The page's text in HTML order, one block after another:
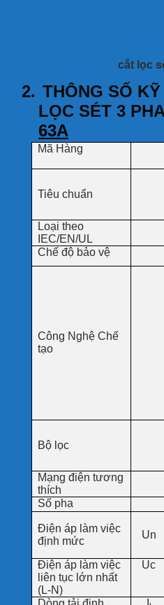
Sơ
cắt lọc
2. THÔNG SỐ
LỌC SÉT 3
63A
Mã Hàng
Tiêu chuẩn
Loại theo
IEC/EN/UL
Chế độ bảo vệ
Công Nghệ Chế
tạo
Bộ lọc
Mạng điện tương
thích
Số pha
Điện áp làm việc
định mức
Un
Điện áp làm việc
liên tục lớn nhất
(L-N)
Uc